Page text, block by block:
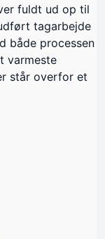
fuldt ud op til
tagarbejde
både processen
varmeste
står overfor et